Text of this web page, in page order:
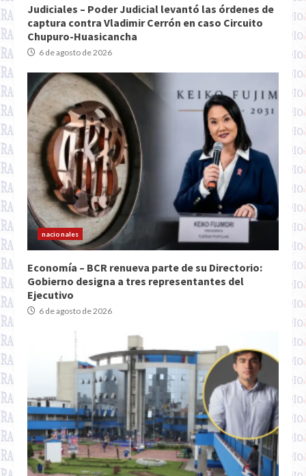
Judiciales – Poder Judicial levantó las órdenes de
captura contra Vladimir Cerrón en caso Circuito
Chupuro-Huasicancha
6 de agosto de 2026
nacionales
Economía – BCR renueva parte de su Directorio:
Gobierno designa a tres representantes del
Ejecutivo
6 de agosto de 2026